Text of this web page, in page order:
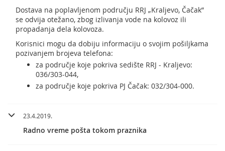
Dostava na poplavljenom području RRJ „Kraljevo, Čačak”
se odvija otežano, zbog izlivanja vode na kolovoz ili
propadanja dela kolovoza.
Korisnici mogu da dobiju informaciju o svojim pošiljkama
pozivanjem brojeva telefona:
za područje koje pokriva sedište RRJ - Kraljevo:
036/303-044,
za područje koje pokriva PJ Čačak: 032/304-000.
23.4.2019.
Radno vreme pošta tokom praznika